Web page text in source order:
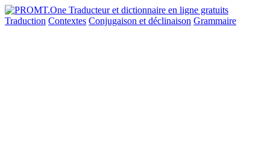
Traduction Contextes Conjugaison et déclinaison Grammaire